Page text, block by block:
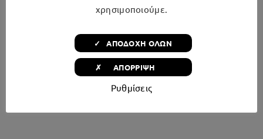
Ατσάλι 2lt / 18cm
Προσθήκη στο καλάθι Λεπτομέρειες
χρησιμοποιούμε.
Ρυθμίσεις
✓ ΑΠΟΔΟΧΗ ΟΛΩΝ
✗ ΑΠΟΡΡΙΨΗ